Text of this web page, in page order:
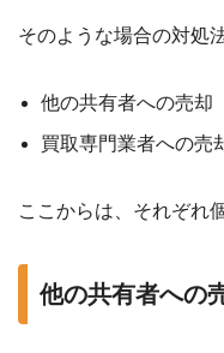
そのような場合の対処
他の共有者への売却
買取専門業者への売
ここからは、それぞれ
他の共有者への